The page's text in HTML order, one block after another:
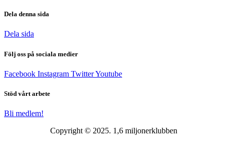
Dela denna sida
Dela sida
Följ oss på sociala medier
Facebook Instagram TwitterYoutube
Stöd vårt arbete
Bli medlem!
Copyright © 2025. 1,6 miljonerklubben